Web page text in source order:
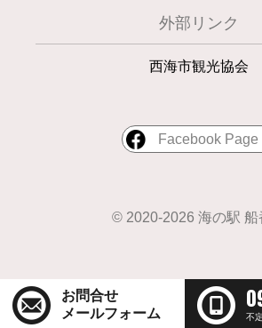
お問合せ
メールフォーム
不
外部リンク
西海市観光協会
Facebook Page
© 2020-2026 海の駅 船